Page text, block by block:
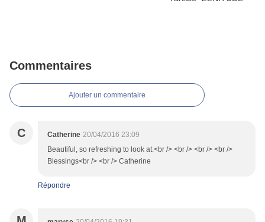
Commentaires
Ajouter un commentaire
C Catherine 20/04/2016 23:09
Beautiful, so refreshing to look at.<br /> <br /> <br /> <br />
Blessings<br /> <br /> Catherine
Répondre